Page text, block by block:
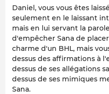
Daniel, vous vous êtes
seulement en le laissant
mais en lui servant la
d'empêcher Sana de
charme d'un BHL, mais
dessus des affirmations à
dessus de ses allégations
dessus de ses mimiques
Sana.